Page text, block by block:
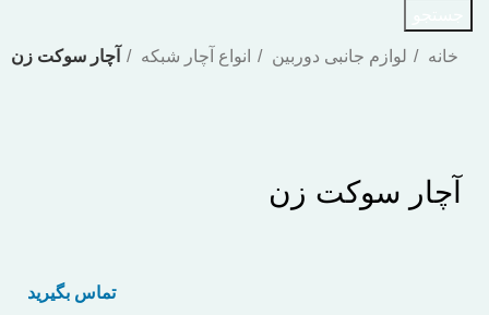
خانه لوازم جانبی دوربین انواع آچار شبکه آچار سوکت زن
آچار سوکت زن
تماس بگیرید